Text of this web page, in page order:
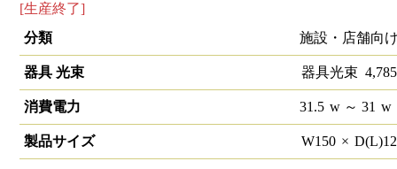
[生産終了]
分類
施設・店舗向
器具 光束 器具光束 4,785
消費電力 31.5 w～ 31 w
製品サイズ W150 × D(L)